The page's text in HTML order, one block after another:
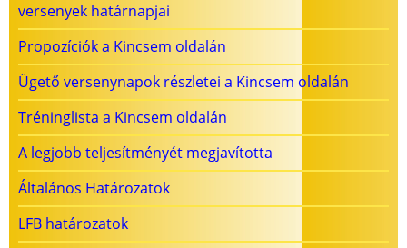
versenyek határnapjai
Propozíciók a Kincsem oldalán
Ügető versenynapok részletei a Kincsem oldalán
Tréninglista a Kincsem oldalán
A legjobb teljesítményét megjavította
Általános Határozatok
LFB határozatok